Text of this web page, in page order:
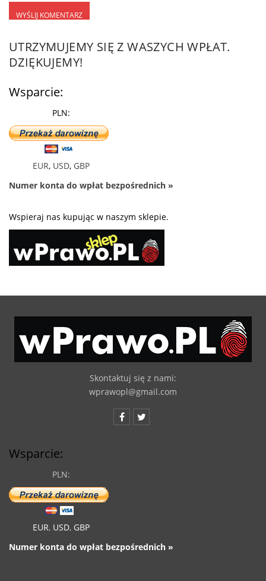
UTRZYMUJEMY SIĘ Z WASZYCH WPŁAT.
DZIĘKUJEMY!
Wsparcie:
PLN:
EUR, USD, GBP
Numer konta do wpłat bezpośrednich »
Wspieraj nas kupując w naszym sklepie.
Skontaktuj się z nami:
wprawopl@gmail.com
Wsparcie:
PLN:
EUR, USD, GBP
Numer konta do wpłat bezpośrednich »